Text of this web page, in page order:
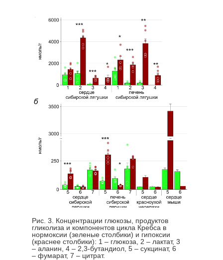
Рис. 3. Концентрации глюкозы, продуктов
гликолиза и компонентов цикла Кребса в
нормоксии (зеленые столбики) и гипоксии
(краснее столбики): 1 – глюкоза, 2 – лактат, 3
– аланин, 4 – 2,3-бутандиол, 5 – сукцинат, 6
– фумарат, 7 – цитрат.